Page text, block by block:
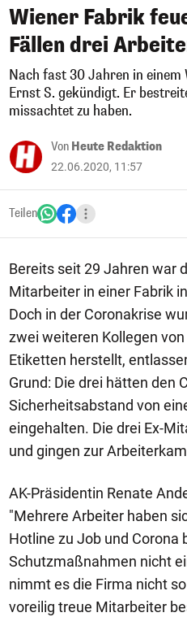
Wiener Fabrik
Fällen drei
Nach fast 30 Jahren in
Ernst S. gekündigt. Er
missachtet zu haben.
Von Heute Redaktion
22.06.2020, 11:57
Teilen
Bereits seit 29 Jahren war
Mitarbeiter in einer Fabrik
Doch in der Coronakrise
zwei weiteren Kollegen
Etiketten herstellt,
Grund: Die drei hätten den
Sicherheitsabstand von
eingehalten. Die drei Ex-
und gingen zur
AK-Präsidentin Renate
"Mehrere Arbeiter haben
Hotline zu Job und Corona
Schutzmaßnahmen nicht
nimmt es die Firma nicht
voreilig treue Mitarbeiter